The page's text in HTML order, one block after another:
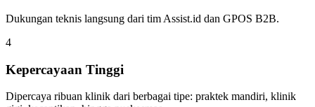
Dukungan teknis langsung dari tim Assist.id dan GPOS B2B.
4
Kepercayaan Tinggi
Dipercaya ribuan klinik dari berbagai tipe: praktek mandiri, klinik